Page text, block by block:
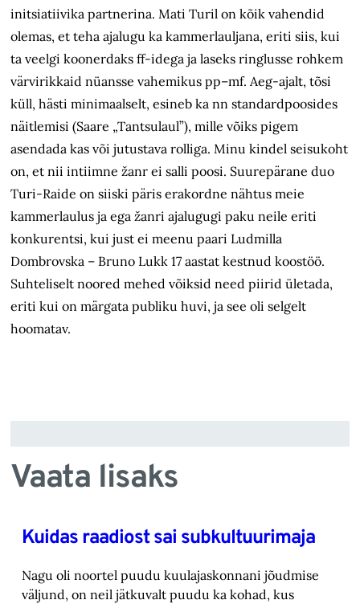
initsiatiivika partnerina. Mati Turil on kõik vahendid
olemas, et teha ajalugu ka kammerlauljana, eriti siis, kui
ta veelgi koonerdaks ff-idega ja laseks ringlusse rohkem
värvirikkaid nüansse vahemikus pp–mf. Aeg-ajalt, tõsi
küll, hästi minimaalselt, esineb ka nn standardpoosides
näitlemisi (Saare „Tantsulaul”), mille võiks pigem
asendada kas või jutustava rolliga. Minu kindel seisukoht
on, et nii intiimne žanr ei salli poosi. Suurepärane duo
Turi-Raide on siiski päris erakordne nähtus meie
kammerlaulus ja ega žanri ajalugugi paku neile eriti
konkurentsi, kui just ei meenu paari Ludmilla
Dombrovska – Bruno Lukk 17 aastat kestnud koostöö.
Suhteliselt noored mehed võiksid need piirid ületada,
eriti kui on märgata publiku huvi, ja see oli selgelt
hoomatav.
Vaata lisaks
Kuidas raadiost sai subkultuurimaja
Nagu oli noortel puudu kuulajaskonnani jõudmise
väljund, on neil jätkuvalt puudu ka kohad, ‎kus